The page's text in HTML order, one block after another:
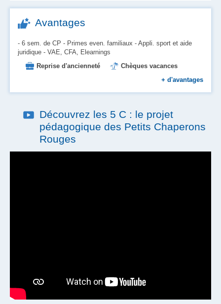
Avantages
- 6 sem. de CP - Primes even. familiaux - Appli. sport et aide
juridique - VAE, CFA, Elearnings
Reprise d'ancienneté
Chèques vacances
Aide au logement et à l'installation
Tickets restaurant
+ d'avantages
Découvrez les 5 C : le projet
pédagogique des Petits Chaperons
Rouges